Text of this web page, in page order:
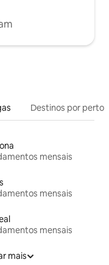
Destinos por perto
mensais
mensais
mensais
mais